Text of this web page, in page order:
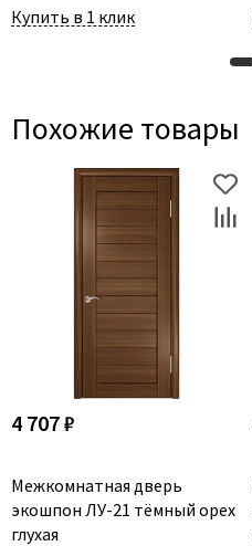
Купить в 1 клик
Похожие товары
4 707 ₽
Межкомнатная дверь
экошпон ЛУ-21 тёмный орех
глухая